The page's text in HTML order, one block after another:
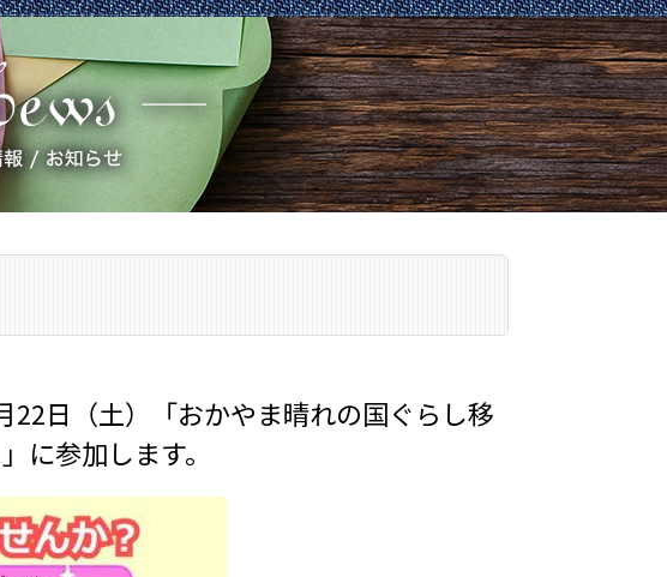
日（土）「おかやま晴れの国ぐらし移
に参加します。